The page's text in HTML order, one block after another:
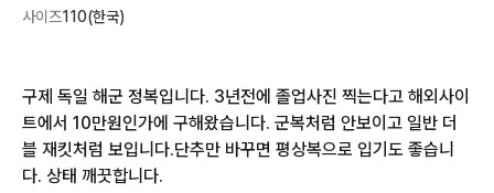
사이즈110(한국)
구제 독일 해군 정복입니다. 3년전에 졸업사진 찍는다고 해외사이
트에서 10만원인가에 구해왔습니다. 군복처럼 안보이고 일반 더
블 재킷처럼 보입니다.단추만 바꾸면 평상복으로 입기도 좋습니
다. 상태 깨끗합니다.